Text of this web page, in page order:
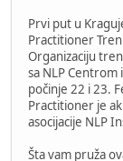
Prvi put u
Practitioner
Organizaciju
sa NLP
počinje 22 i 23.
Practitioner je
asocijacije NLP
Šta vam pruža